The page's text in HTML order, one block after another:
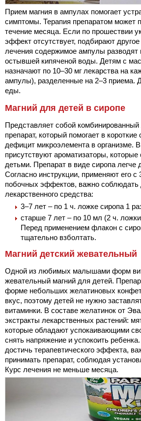
Прием магния в ампулах помогает
симптомы. Терапия препаратом может
течение месяца. Если по прошествии
эффект отсутствует, подбирают
лечения содержимое ампулы разводят
остывшей кипяченой воды. Детям с
назначают по 10–30 мг лекарства на
ампулы), разделенные на 2–3 приема.
еды.
Магний для детей в сиропе
Представляет собой
препарат, который помогает в короткие
дефицит микроэлемента в организме. В
присутствуют ароматизаторы,
детьми. Препарат в виде сиропа легче
Согласно инструкции, применяют его
побочных эффектов, важно соблюдать
лекарственного средства:
3–7 лет – по 1 ч. ложке сиропа 1
старше 7 лет – по 10 мл (2 ч.
Перед применением флакон с
тщательно взболтать.
Магний детский жевательный
Одной из любимых малышами форм
жевательный магний для детей.
форме небольших желатиновых
вкус, поэтому детей не нужно
витаминки. В составе желатинок от
экстракты лекарственных растений:
которые обладают успокаивающими
снять напряжение и успокоить
достичь терапевтического эффекта,
принимать препарат, соблюдая
Курс лечения не меньше месяца.